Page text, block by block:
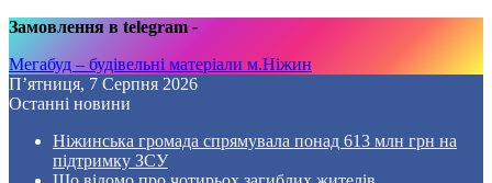
Замовлення в telegram -
Мегабуд – будівельні матеріали м.Ніжин
П’ятниця, 7 Серпня 2026
Останні новини
Ніжинська громада спрямувала понад 613 млн грн на
підтримку ЗСУ